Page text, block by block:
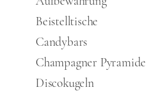
Beistelltische
Candybars
Champagner Pyramide
Discokugeln